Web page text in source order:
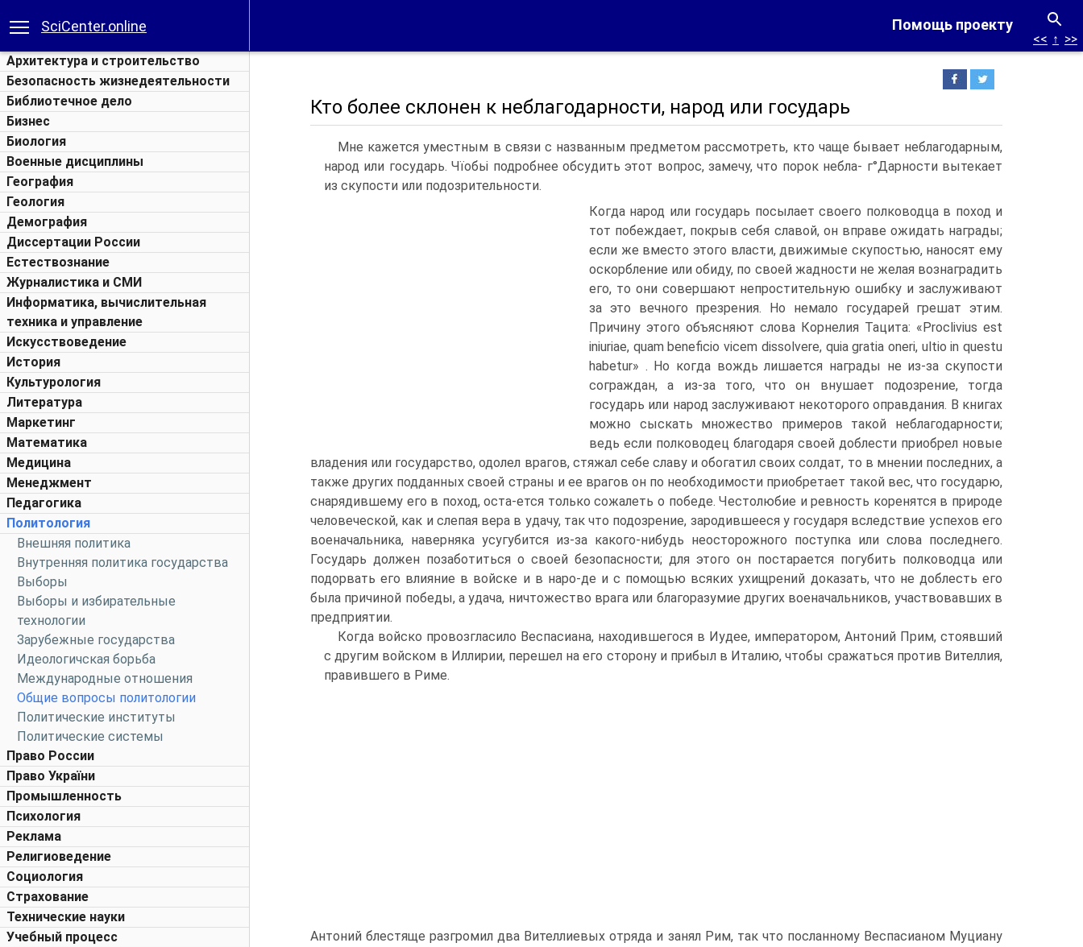
Помощь проекту
SciCenter.online
Архитектура и строительство
Безопасность жизнедеятельности
Библиотечное дело
Бизнес
Биология
Военные дисциплины
География
Геология
Демография
Диссертации России
Естествознание
Журналистика и СМИ
Информатика, вычислительная
техника и управление
Искусствоведение
История
Культурология
Литература
Маркетинг
Математика
Медицина
Менеджмент
Педагогика
Политология
Внешняя политика
Внутренняя политика государства
Выборы
Выборы и избирательные
технологии
Зарубежные государства
Идеологичская борьба
Международные отношения
Общие вопросы политологии
Политические институты
Политические системы
Право России
Право України
Промышленность
Психология
Реклама
Религиоведение
Социология
Страхование
Технические науки
Учебный процесс
<< ↑ >>
Кто более склонен к неблагодарности, народ или государь
Мне кажется уместным в связи с названным предметом рассмотреть, кто чаще бывает неблагодарным,
народ или государь. Чїобьі подробнее обсудить этот вопрос, замечу, что порок небла- г°Дарности вытекает
из скупости или подозрительности.
Когда народ или государь посылает своего полководца в поход и
тот побеждает, покрыв себя славой, он вправе ожидать награды;
если же вместо этого власти, движимые скупостью, наносят ему
оскорбление или обиду, по своей жадности не желая вознаградить
его, то они совершают непростительную ошибку и заслуживают
за это вечного презрения. Но немало государей грешат этим.
Причину этого объясняют слова Корнелия Тацита: «Proclivius est
iniuriae, quam beneficio vicem dissolvere, quia gratia oneri, ultio in questu
habetur» . Но когда вождь лишается награды не из-за скупости
сограждан, а из-за того, что он внушает подозрение, тогда
государь или народ заслуживают некоторого оправдания. В книгах
можно сыскать множество примеров такой неблагодарности;
ведь если полководец благодаря своей доблести приобрел новые
владения или государство, одолел врагов, стяжал себе славу и обогатил своих солдат, то в мнении последних, а
также других подданных своей страны и ее врагов он по необходимости приобретает такой вес, что государю,
снарядившему его в поход, оста-ется только сожалеть о победе. Честолюбие и ревность коренятся в природе
человеческой, как и слепая вера в удачу, так что подозрение, зародившееся у государя вследствие успехов его
военачальника, наверняка усугубится из-за какого-нибудь неосторожного поступка или слова последнего.
Государь должен позаботиться о своей безопасности; для этого он постарается погубить полководца или
подорвать его влияние в войске и в наро-де и с помощью всяких ухищрений доказать, что не доблесть его
была причиной победы, а удача, ничтожество врага или благоразумие других военачальников, участвовавших в
предприятии.
Когда войско провозгласило Веспасиана, находившегося в Иудее, императором, Антоний Прим, стоявший
с другим войском в Иллирии, перешел на его сторону и прибыл в Италию, чтобы сражаться против Вителлия,
правившего в Риме.
Антоний блестяще разгромил два Вителлиевых отряда и занял Рим, так что посланному Веспасианом Муциану